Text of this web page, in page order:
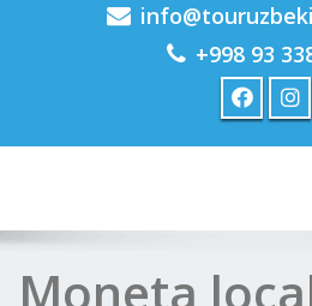
+998 93
Moneta